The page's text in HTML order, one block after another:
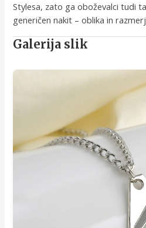
Stylesa, zato ga oboževalci tudi
generičen nakit – oblika in
Galerija slik